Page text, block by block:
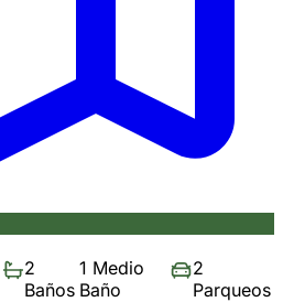
2
Baños
1 Medio
Baño
2
Parqueos